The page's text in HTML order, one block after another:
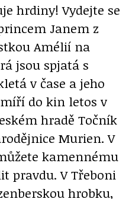
hrdiny! Vydejte se
Janem z
Amélií na
jsou spjatá s
v čase a jeho
do kin letos v
hradě Točník
Murien. V
kamennému
pravdu. V Třeboni
hrobku,